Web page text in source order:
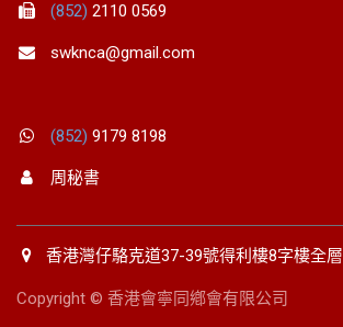
(852)2110 0569
swknca@gmail.com
(852)9179 8198
周秘書
香港灣仔駱克道37-39號得利樓8字樓全層
Copyright © 香港會寧同鄕會有限公司